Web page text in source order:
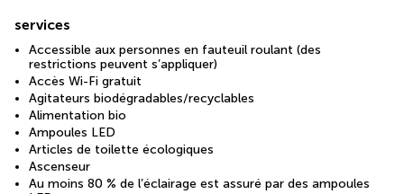
services
Accessible aux personnes en fauteuil roulant (des
restrictions peuvent s’appliquer)
Accès Wi-Fi gratuit
Agitateurs biodégradables/recyclables
Alimentation bio
Ampoules LED
Articles de toilette écologiques
Ascenseur
Au moins 80 % de l’éclairage est assuré par des ampoules